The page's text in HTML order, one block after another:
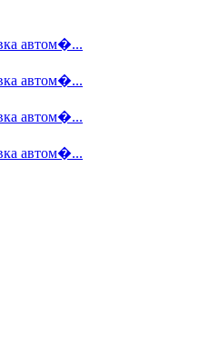
автом�...
автом�...
автом�...
автом�...